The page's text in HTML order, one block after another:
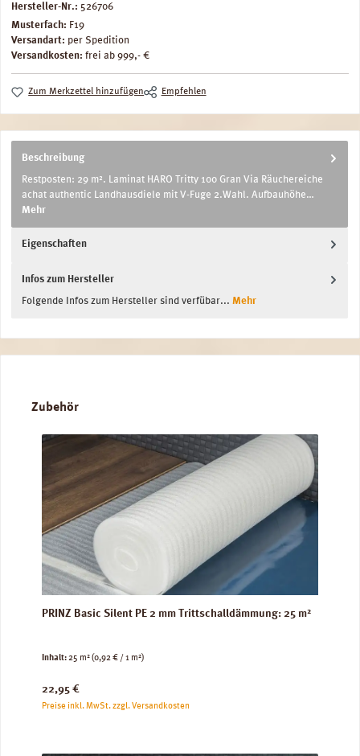
Hersteller-Nr.: 526706
Musterfach: F19
Versandart: per Spedition
Versandkosten: frei ab 999,- €
Zum Merkzettel hinzufügen Empfehlen
Beschreibung
Restposten: 29 m². Laminat HARO Tritty 100 Gran Via Räuchereiche
achat authentic Landhausdiele mit V-Fuge 2.Wahl. Aufbauhöhe…
Mehr
Eigenschaften
Infos zum Hersteller
Folgende Infos zum Hersteller sind verfübar... Mehr
Produktgalerie überspringen
Zubehör
PRINZ Basic Silent PE 2 mm Trittschalldämmung: 25 m²
Inhalt:25 m²(0,92 € / 1 m²)
Regulärer Preis:
22,95 €
Preise inkl. MwSt. zzgl. Versandkosten